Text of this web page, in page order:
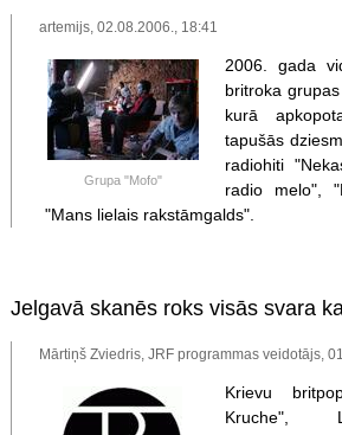
artemijs, 02.08.2006., 18:41
Grupa "Mofo"
2006. gada
britroka
kurā
tapušās
radiohiti
radio melo",
"Mans lielais rakstāmgalds".
Jelgavā skanēs roks visās svara
Mārtiņš Zviedris, JRF programmas veidotājs,
Krievu
Kruche",